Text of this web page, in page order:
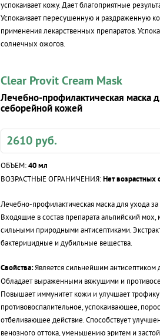
успокаивает кожу. Дает благоприятные
Успокаивает пересушенную и раздраженную
применения лекарственных препаратов.
солнечных ожогов.
Clear Provit Cream Mask
Лечебно-профилактическая маска
себорейной кожей
2610 руб.
ОБЪЕМ: 40 мл
ВОЗРАСТНЫЕ ОГРАНИЧЕНИЯ: Нет возрастных
Лечебно-профилактическая маска для ухода
Входящие в состав препарата альпийский
сильными природными антисептиками.
бактерицидные и дубильные вещества.
Свойства:Является сильнейшим
Обладает выраженными вяжущими и
Повышает иммунитет кожи и улучшает
противовоспалительное, успокаивающее,
отбеливающее действие. Способствует
венозного оттока, уменьшению эритем и